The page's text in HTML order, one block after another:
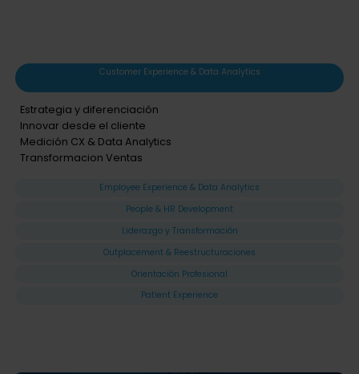
Customer Experience & Data Analytics
Estrategia y diferenciación
Innovar desde el cliente
Medición CX & Data Analytics
Transformacion Ventas
Employee Experience & Data Analytics
People & HR Development
Liderazgo y Transformación
Outplacement & Reestructuraciones
Orientación Profesional
Patient Experience